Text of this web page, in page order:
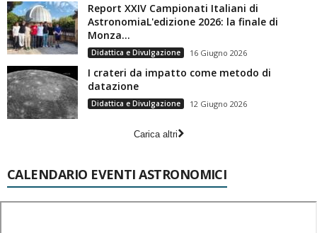
Report XXIV Campionati Italiani di
AstronomiaL'edizione 2026: la finale di
Monza...
Didattica e Divulgazione 16 Giugno 2026
I crateri da impatto come metodo di
datazione
Didattica e Divulgazione 12 Giugno 2026
Carica altri
CALENDARIO EVENTI ASTRONOMICI